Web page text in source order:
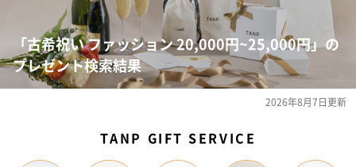
「古希祝い ファッション 20,000円~25,000円」の
プレゼント検索結果
2026年8月7日更新
TANP GIFT SERVICE